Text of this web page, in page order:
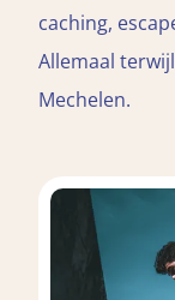
caching,
Allemaal
Mechelen.